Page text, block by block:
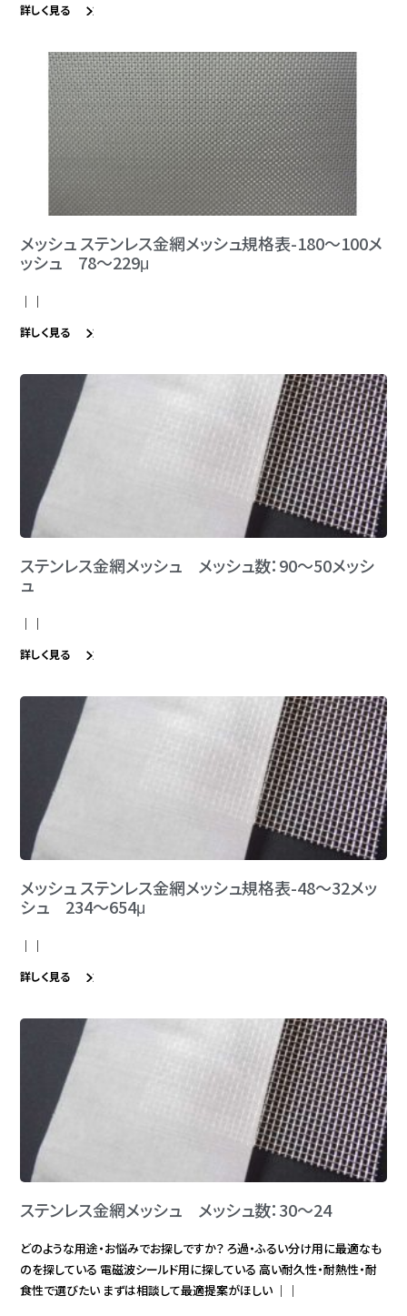
詳しく見る
メッシュ ステンレス金網メッシュ規格表-180～100メ
ッシュ 78～229μ
｜｜
詳しく見る
ステンレス金網メッシュ メッシュ数：90～50メッシ
ュ
｜｜
詳しく見る
メッシュ ステンレス金網メッシュ規格表-48～32メッ
シュ 234～654μ
｜｜
詳しく見る
ステンレス金網メッシュ メッシュ数：30～24
どのような用途・お悩みでお探しですか？ ろ過・ふるい分け用に最適なも
のを探している 電磁波シールド用に探している 高い耐久性・耐熱性・耐
食性で選びたい まずは相談して最適提案がほしい ｜｜